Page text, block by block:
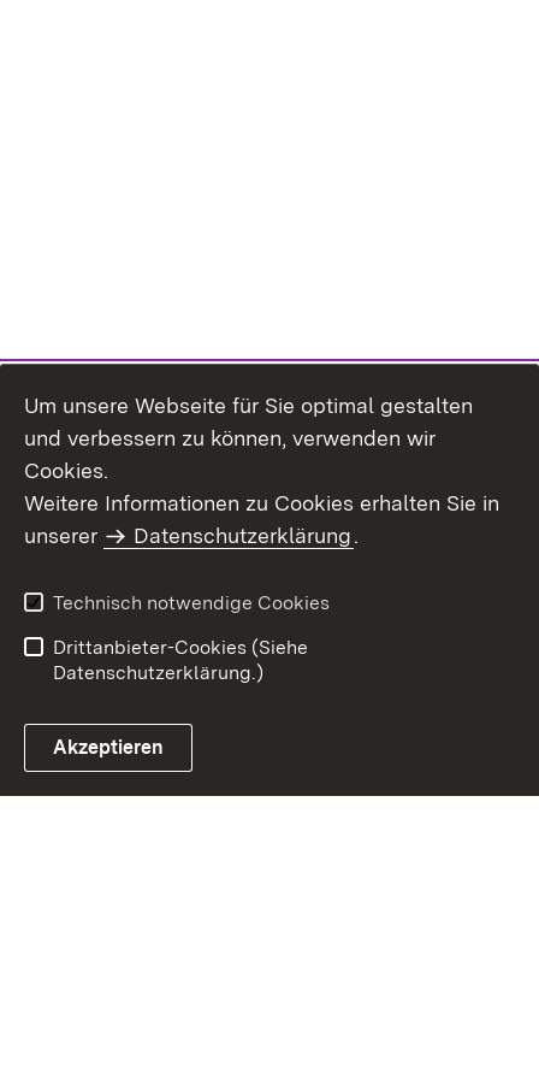
Um unsere Webseite für Sie optimal gestalten
und verbessern zu können, verwenden wir
Cookies.
Weitere Informationen zu Cookies erhalten Sie in
unserer
Datenschutzerklärung.
Technisch notwendige Cookies
Drittanbieter-Cookies (Siehe
Datenschutzerklärung.)
Akzeptieren